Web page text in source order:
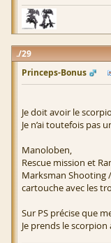
29
Princeps-Bonus
Je doit avoir le
Je n’ai toutefois pas
Manoloben,
Rescue mission et
Marksman Shooting
cartouche avec les
Sur PS précise que
Je prends le scorpion